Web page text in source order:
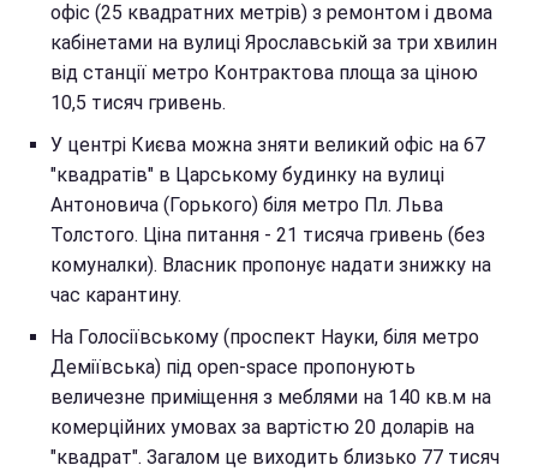
офіс (25 квадратних метрів) з ремонтом і двома
кабінетами на вулиці Ярославській за три хвилин
від станції метро Контрактова площа за ціною
10,5 тисяч гривень.
У центрі Києва можна зняти великий офіс на 67
"квадратів" в Царському будинку на вулиці
Антоновича (Горького) біля метро Пл. Льва
Толстого. Ціна питання - 21 тисяча гривень (без
комуналки). Власник пропонує надати знижку на
час карантину.
На Голосіївському (проспект Науки, біля метро
Деміївська) під open-space пропонують
величезне приміщення з меблями на 140 кв.м на
комерційних умовах за вартістю 20 доларів на
"квадрат". Загалом це виходить близько 77 тисяч